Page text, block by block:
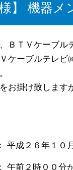
】 機器メ
ＢＴＶケーブル
ケーブルテレビ
お掛け致します
平成２６年１０
午前２時００分